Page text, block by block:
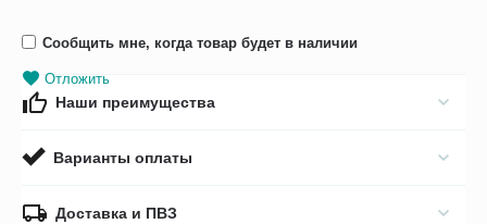
Сообщить мне, когда товар будет в наличии
Отложить
Наши преимущества
Варианты оплаты
Доставка и ПВЗ